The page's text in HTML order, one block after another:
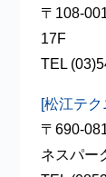
〒108-
17F
TEL
[松江テ
〒690-
ネスパー